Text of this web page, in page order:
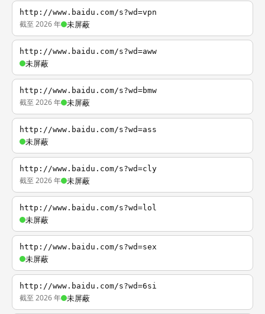
http://www.baidu.com/s?wd=vpn
截至 2026 年 未屏蔽
http://www.baidu.com/s?wd=aww
未屏蔽
http://www.baidu.com/s?wd=bmw
截至 2026 年 未屏蔽
http://www.baidu.com/s?wd=ass
未屏蔽
http://www.baidu.com/s?wd=cly
截至 2026 年 未屏蔽
http://www.baidu.com/s?wd=lol
未屏蔽
http://www.baidu.com/s?wd=sex
未屏蔽
http://www.baidu.com/s?wd=6si
截至 2026 年 未屏蔽